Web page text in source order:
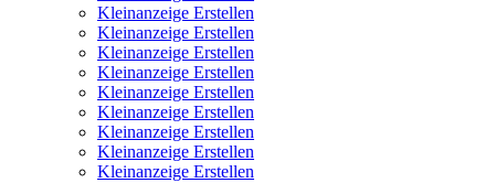
Kleinanzeige Erstellen
Kleinanzeige Erstellen
Kleinanzeige Erstellen
Kleinanzeige Erstellen
Kleinanzeige Erstellen
Kleinanzeige Erstellen
Kleinanzeige Erstellen
Kleinanzeige Erstellen
Kleinanzeige Erstellen